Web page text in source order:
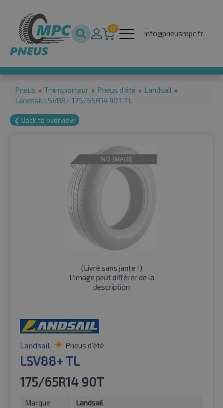
0
info@pneusmpc.fr
Pneus » Transporteur » Pneus d'été » Landsail »
Landsail LSV88+ 175/65R14 90T TL
❮ Back to overview
(Livré sans jante !)
L'image peut différer de la
description
Landsail Pneus d'été
LSV88+ TL
175/65R14 90T
Marque
Landsail